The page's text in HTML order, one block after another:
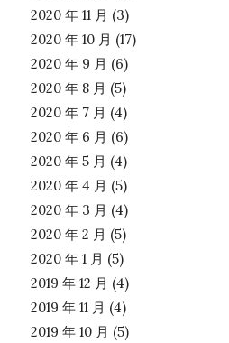
2020 年 11 月 (3)
2020 年 10 月 (17)
2020 年 9 月 (6)
2020 年 8 月 (5)
2020 年 7 月 (4)
2020 年 6 月 (6)
2020 年 5 月 (4)
2020 年 4 月 (5)
2020 年 3 月 (4)
2020 年 2 月 (5)
2020 年 1 月 (5)
2019 年 12 月 (4)
2019 年 11 月 (4)
2019 年 10 月 (5)